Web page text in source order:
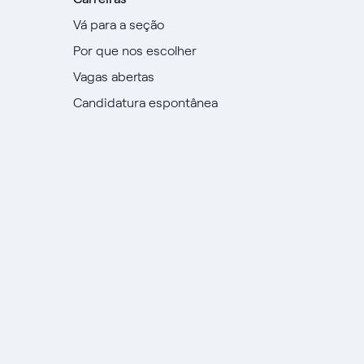
Vá para a seção
Por que nos escolher
Vagas abertas
Candidatura espontânea